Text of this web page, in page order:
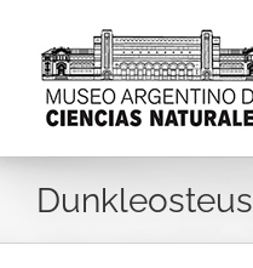
content
Dunkleosteus